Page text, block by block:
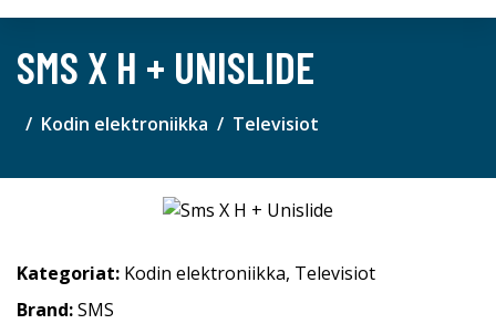
SMS X H + UNISLIDE
Kodin elektroniikka Televisiot
Kategoriat: Kodin elektroniikka, Televisiot
Brand:SMS